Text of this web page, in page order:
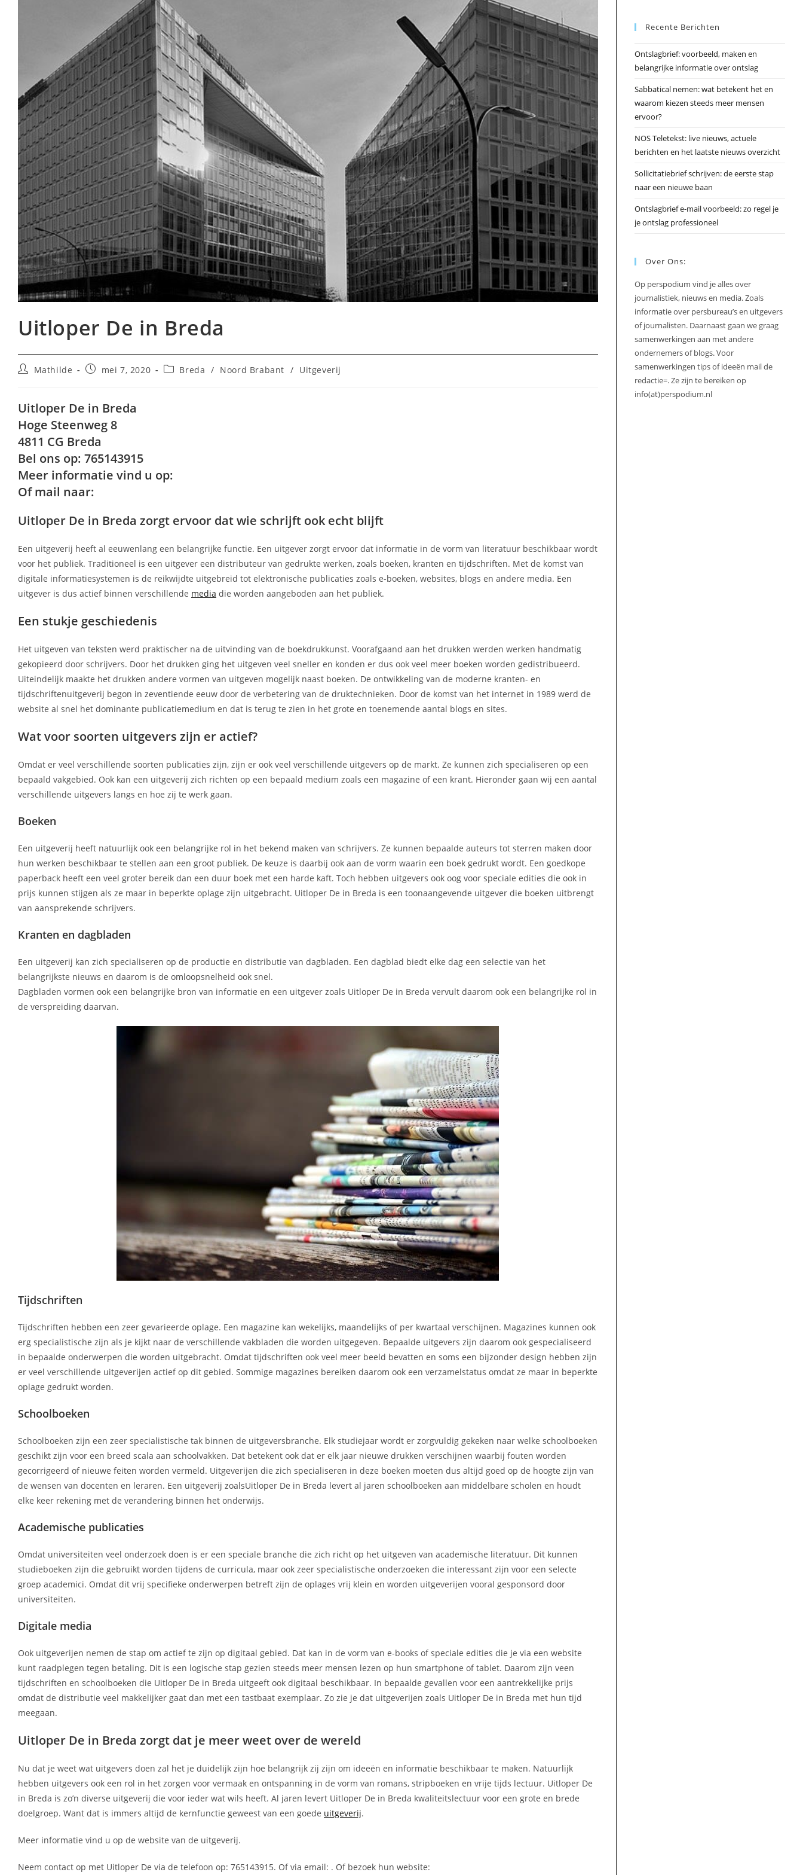
Uitloper De in Breda
BerichtMathilde
Berichtmei 7, 2020 Berichtcategorie:
Breda / Noord Brabant / Uitgeverij
Uitloper De in Breda
Hoge Steenweg 8
4811 CG Breda
Bel ons op: 765143915
Meer informatie vind u op:
Of mail naar:
Uitloper De in Breda zorgt ervoor dat wie schrijft ook echt blijft
Een uitgeverij heeft al eeuwenlang een belangrijke functie. Een uitgever zorgt ervoor dat informatie in de vorm van literatuur beschikbaar wordt
voor het publiek. Traditioneel is een uitgever een distributeur van gedrukte werken, zoals boeken, kranten en tijdschriften. Met de komst van
digitale informatiesystemen is de reikwijdte uitgebreid tot elektronische publicaties zoals e-boeken, websites, blogs en andere media. Een
uitgever is dus actief binnen verschillende media die worden aangeboden aan het publiek.
Een stukje geschiedenis
Het uitgeven van teksten werd praktischer na de uitvinding van de boekdrukkunst. Voorafgaand aan het drukken werden werken handmatig
gekopieerd door schrijvers. Door het drukken ging het uitgeven veel sneller en konden er dus ook veel meer boeken worden gedistribueerd.
Uiteindelijk maakte het drukken andere vormen van uitgeven mogelijk naast boeken. De ontwikkeling van de moderne kranten- en
tijdschriftenuitgeverij begon in zeventiende eeuw door de verbetering van de druktechnieken. Door de komst van het internet in 1989 werd de
website al snel het dominante publicatiemedium en dat is terug te zien in het grote en toenemende aantal blogs en sites.
Wat voor soorten uitgevers zijn er actief?
Omdat er veel verschillende soorten publicaties zijn, zijn er ook veel verschillende uitgevers op de markt. Ze kunnen zich specialiseren op een
bepaald vakgebied. Ook kan een uitgeverij zich richten op een bepaald medium zoals een magazine of een krant. Hieronder gaan wij een aantal
verschillende uitgevers langs en hoe zij te werk gaan.
Boeken
Een uitgeverij heeft natuurlijk ook een belangrijke rol in het bekend maken van schrijvers. Ze kunnen bepaalde auteurs tot sterren maken door
hun werken beschikbaar te stellen aan een groot publiek. De keuze is daarbij ook aan de vorm waarin een boek gedrukt wordt. Een goedkope
paperback heeft een veel groter bereik dan een duur boek met een harde kaft. Toch hebben uitgevers ook oog voor speciale edities die ook in
prijs kunnen stijgen als ze maar in beperkte oplage zijn uitgebracht. Uitloper De in Breda is een toonaangevende uitgever die boeken uitbrengt
van aansprekende schrijvers.
Kranten en dagbladen
Een uitgeverij kan zich specialiseren op de productie en distributie van dagbladen. Een dagblad biedt elke dag een selectie van het
belangrijkste nieuws en daarom is de omloopsnelheid ook snel.
Dagbladen vormen ook een belangrijke bron van informatie en een uitgever zoals Uitloper De in Breda vervult daarom ook een belangrijke rol in
de verspreiding daarvan.
Tijdschriften
Tijdschriften hebben een zeer gevarieerde oplage. Een magazine kan wekelijks, maandelijks of per kwartaal verschijnen. Magazines kunnen ook
erg specialistische zijn als je kijkt naar de verschillende vakbladen die worden uitgegeven. Bepaalde uitgevers zijn daarom ook gespecialiseerd
in bepaalde onderwerpen die worden uitgebracht. Omdat tijdschriften ook veel meer beeld bevatten en soms een bijzonder design hebben zijn
er veel verschillende uitgeverijen actief op dit gebied. Sommige magazines bereiken daarom ook een verzamelstatus omdat ze maar in beperkte
oplage gedrukt worden.
Schoolboeken
Schoolboeken zijn een zeer specialistische tak binnen de uitgeversbranche. Elk studiejaar wordt er zorgvuldig gekeken naar welke schoolboeken
geschikt zijn voor een breed scala aan schoolvakken. Dat betekent ook dat er elk jaar nieuwe drukken verschijnen waarbij fouten worden
gecorrigeerd of nieuwe feiten worden vermeld. Uitgeverijen die zich specialiseren in deze boeken moeten dus altijd goed op de hoogte zijn van
de wensen van docenten en leraren. Een uitgeverij zoalsUitloper De in Breda levert al jaren schoolboeken aan middelbare scholen en houdt
elke keer rekening met de verandering binnen het onderwijs.
Academische publicaties
Omdat universiteiten veel onderzoek doen is er een speciale branche die zich richt op het uitgeven van academische literatuur. Dit kunnen
studieboeken zijn die gebruikt worden tijdens de curricula, maar ook zeer specialistische onderzoeken die interessant zijn voor een selecte
groep academici. Omdat dit vrij specifieke onderwerpen betreft zijn de oplages vrij klein en worden uitgeverijen vooral gesponsord door
universiteiten.
Digitale media
Ook uitgeverijen nemen de stap om actief te zijn op digitaal gebied. Dat kan in de vorm van e-books of speciale edities die je via een website
kunt raadplegen tegen betaling. Dit is een logische stap gezien steeds meer mensen lezen op hun smartphone of tablet. Daarom zijn veen
tijdschriften en schoolboeken die Uitloper De in Breda uitgeeft ook digitaal beschikbaar. In bepaalde gevallen voor een aantrekkelijke prijs
omdat de distributie veel makkelijker gaat dan met een tastbaat exemplaar. Zo zie je dat uitgeverijen zoals Uitloper De in Breda met hun tijd
meegaan.
Uitloper De in Breda zorgt dat je meer weet over de wereld
Nu dat je weet wat uitgevers doen zal het je duidelijk zijn hoe belangrijk zij zijn om ideeën en informatie beschikbaar te maken. Natuurlijk
hebben uitgevers ook een rol in het zorgen voor vermaak en ontspanning in de vorm van romans, stripboeken en vrije tijds lectuur. Uitloper De
in Breda is zo’n diverse uitgeverij die voor ieder wat wils heeft. Al jaren levert Uitloper De in Breda kwaliteitslectuur voor een grote en brede
doelgroep. Want dat is immers altijd de kernfunctie geweest van een goede uitgeverij.
Meer informatie vind u op de website van de uitgeverij.
Neem contact op met Uitloper De via de telefoon op: 765143915. Of via email: . Of bezoek hun website:
Recente Berichten
Ontslagbrief: voorbeeld, maken en
belangrijke informatie over ontslag
Sabbatical nemen: wat betekent het en
waarom kiezen steeds meer mensen
ervoor?
NOS Teletekst: live nieuws, actuele
berichten en het laatste nieuws overzicht
Sollicitatiebrief schrijven: de eerste stap
naar een nieuwe baan
Ontslagbrief e-mail voorbeeld: zo regel je
je ontslag professioneel
Over Ons:
Op perspodium vind je alles over
journalistiek, nieuws en media. Zoals
informatie over persbureau’s en uitgevers
of journalisten. Daarnaast gaan we graag
samenwerkingen aan met andere
ondernemers of blogs. Voor
samenwerkingen tips of ideeën mail de
redactie=. Ze zijn te bereiken op
info(at)perspodium.nl